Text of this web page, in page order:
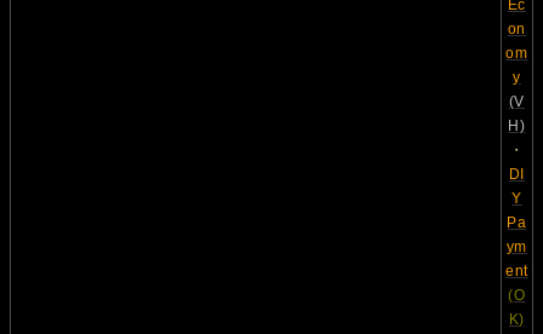
Ec
on
om
y
(V
H)
・
DI
Y
Pa
ym
ent
(O
K)